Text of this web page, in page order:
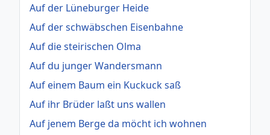
Auf der Lüneburger Heide
Auf der schwäbschen Eisenbahne
Auf die steirischen Olma
Auf du junger Wandersmann
Auf einem Baum ein Kuckuck saß
Auf ihr Brüder laßt uns wallen
Auf jenem Berge da möcht ich wohnen